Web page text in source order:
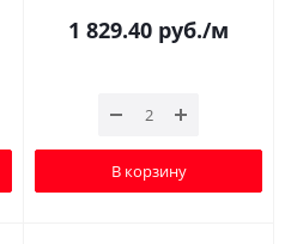
1 829.40 руб./м
В корзину